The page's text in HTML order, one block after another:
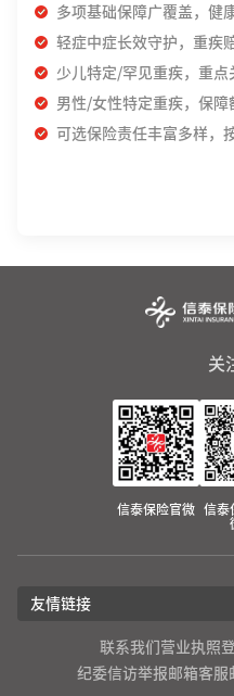
多项基础保障广覆盖，健
轻症中症长效守护，重疾
少儿特定/罕见重疾，重点
男性/女性特定重疾，保障
可选保险责任丰富多样，
关
信泰保险官微
信泰
友情链接
联系我们 营业执照
纪委信访举报邮箱客服